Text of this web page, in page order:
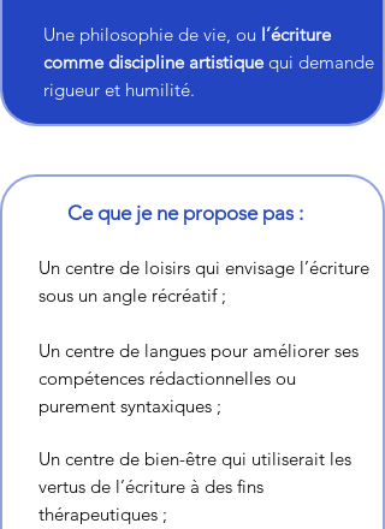
Une philosophie de vie, ou l’écriture
comme discipline artistiquequi demande
rigueur et humilité.​
Ce que je ne propose pas :
Un centre de loisirs qui envisage l’écriture
sous un angle récréatif ;
Un centre de langues pour améliorer ses
compétences rédactionnelles ou
purement syntaxiques ;
Un centre de bien-être qui utiliserait les
vertus de l’écriture à des fins
thérapeutiques ;